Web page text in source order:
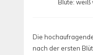
Blüte: weiß
Die
nach der ersten